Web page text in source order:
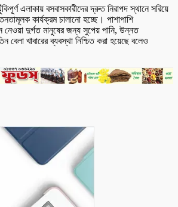
এলাকায় বসবাসকারীদের দ্রুত নিরাপদ স্থানে সরিয়ে
কার্যক্রম চালানো হচ্ছে। পাশাপাশি
দুর্গত মানুষের জন্য সুপেয় পানি, উন্নত
বেলা খাবারের ব্যবস্থা নিশ্চিত করা হয়েছে বলেও